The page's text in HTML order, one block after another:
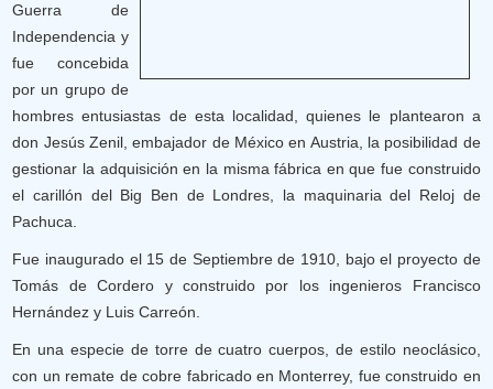
Guerra de
Independencia y
fue concebida
por un grupo de
hombres entusiastas de esta localidad, quienes le plantearon a
don Jesús Zenil, embajador de México en Austria, la posibilidad de
gestionar la adquisición en la misma fábrica en que fue construido
el carillón del Big Ben de Londres, la maquinaria del Reloj de
Pachuca.
Fue inaugurado el 15 de Septiembre de 1910, bajo el proyecto de
Tomás de Cordero y construido por los ingenieros Francisco
Hernández y Luis Carreón.
En una especie de torre de cuatro cuerpos, de estilo neoclásico,
con un remate de cobre fabricado en Monterrey, fue construido en